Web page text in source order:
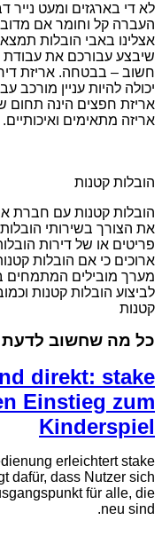
לא די בארגזים ומעט נייר
העברה קל וחומר אם
אצלינו באבי הובלות
שיבצע עבורכם את עבודת
חשוב – בבטחה. אריזת
יכולה להיות עניין מורכב
אריזת חפצים הינה תחום
אריזה מתאימים ואיכותיים.
הובלות קטנות
הובלות קטנות עם חברת
את הצורך בשירותי
פריטים או של דירות
ארוכים כי אם הובלות
מערך מובילים המתמחים
לביצוע הובלות קטנות
קטנות
כל מה שחשוב לדעת
direkt: stake
Einstieg zum
Kinderspiel
erleichtert stake
dafür, dass Nutzer sich
für alle, die
neu sind.